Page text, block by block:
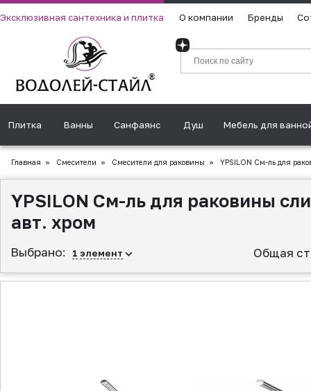
Эксклюзивная сантехника и плитка О компании Бренды
Плитка Ванны Санфаянс Душ Мебель для
Главная » Смесители » Смесители для раковины » YPSILON См-ль для
YPSILON См-ль для раковины
авт. хром
Выбрано: 1 элемент Общая